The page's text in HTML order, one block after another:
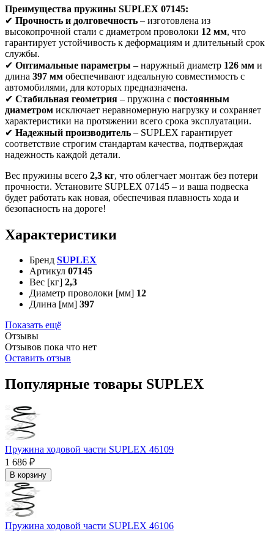
Преимущества пружины SUPLEX 07145:
✔ Прочность и долговечность – изготовлена из
высокопрочной стали с диаметром проволоки 12 мм, что
гарантирует устойчивость к деформациям и длительный срок
службы.
✔ Оптимальные параметры – наружный диаметр 126 мм и
длина 397 мм обеспечивают идеальную совместимость с
автомобилями, для которых предназначена.
✔ Стабильная геометрия – пружина с постоянным
диаметром исключает неравномерную нагрузку и сохраняет
характеристики на протяжении всего срока эксплуатации.
✔ Надежный производитель – SUPLEX гарантирует
соответствие строгим стандартам качества, подтверждая
надежность каждой детали.
Вес пружины всего 2,3 кг, что облегчает монтаж без потери
прочности. Установите SUPLEX 07145 – и ваша подвеска
будет работать как новая, обеспечивая плавность хода и
безопасность на дороге!
Характеристики
Бренд SUPLEX
Артикул 07145
Вес [кг] 2,3
Диаметр проволоки [мм] 12
Длина [мм] 397
Показать ещё
Отзывы
Отзывов пока что нет
Оставить отзыв
Популярные товары SUPLEX
Пружина ходовой части SUPLEX 46109
1 686 ₽
В корзину
Пружина ходовой части SUPLEX 46106